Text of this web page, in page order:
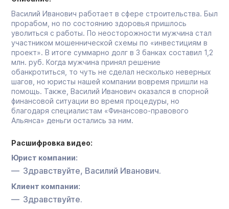
Василий Иванович работает в сфере строительства. Был
прорабом, но по состоянию здоровья пришлось
уволиться с работы. По неосторожности мужчина стал
участником мошеннической схемы по «инвестициям в
проект». В итоге суммарно долг в 3 банках составил 1,2
млн. руб. Когда мужчина принял решение
обанкротиться, то чуть не сделал несколько неверных
шагов, но юристы нашей компании вовремя пришли на
помощь. Также, Василий Иванович оказался в спорной
финансовой ситуации во время процедуры, но
благодаря специалистам «Финансово-правового
Альянса» деньги остались за ним.
Расшифровка видео:
Юрист компании:
Здравствуйте, Василий Иванович.
Клиент компании:
Здравствуйте.